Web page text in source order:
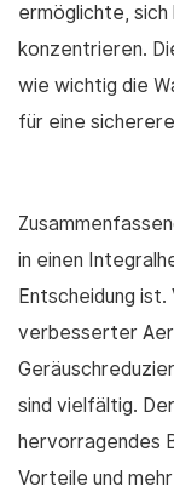
ermöglichte, sich
konzentrieren.
wie wichtig die
für eine
in einen
Entscheidung ist.
verbesserter
sind vielfältig.
hervorragendes
Vorteile und